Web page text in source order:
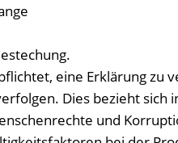
eine Erklärung zu
Dies bezieht sich
und